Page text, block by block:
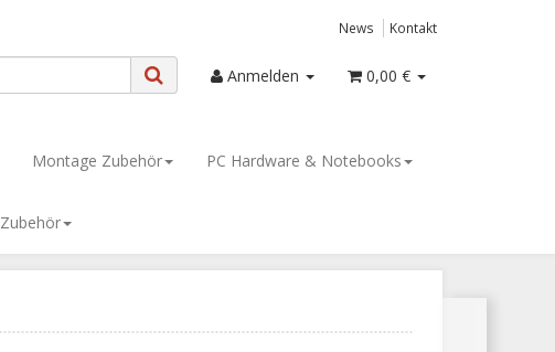
News Kontakt
Anmelden 0,00 €
Montage Zubehör PC Hardware & Notebooks
Zubehör